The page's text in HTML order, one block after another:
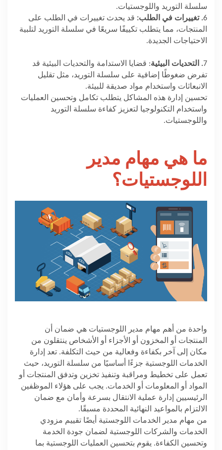
سلسلة التوريد واللوجستيات.
6. تغييرات في الطلب: قد يحدث تغييرات في الطلب على
المنتجات، مما يتطلب تكييفًا سريعًا في سلسلة التوريد لتلبية
الاحتياجات الجديدة.
7. التحديات البيئية: قضايا الاستدامة والتحديات البيئية قد
تفرض ضغوطًا إضافية على سلسلة التوريد، مثل تقليل
الانبعاثات واستخدام مواد صديقة للبيئة.
تحسين إدارة هذه المشاكل يتطلب تكامل وتحسين العمليات
واستخدام التكنولوجيا لتعزيز كفاءة سلسلة التوريد
واللوجستيات.
ما هي مهام مدير
اللوجستيات؟
واحدة من أهم مهام مدير اللوجستيات هي ضمان أن
المنتجات أو المخزون أو الأجزاء أو الأشخاص ينتقلون من
مكان إلى آخر بكفاءة وفعالية من حيث التكلفة. تعد إدارة
الخدمات اللوجستية جزءًا أساسيًا من سلسلة التوريد، حيث
تعمل على تخطيط ومراقبة وتنفيذ تخزين وتدفق المنتجات أو
المواد أو المعلومات أو الخدمات. يجب على هؤلاء الموظفين
الرئيسيين إدارة عملية الانتقال بسرعة وأمان مع ضمان
الالتزام بالمواعيد النهائية المحددة مسبقًا.
من مهام مدير الخدمات اللوجستية أيضًا تقييم مزودي
الخدمات والشركات اللوجستية لضمان جودة الخدمة
وتحسين الكفاءة. يقوم بتحسين العمليات اللوجستية بما